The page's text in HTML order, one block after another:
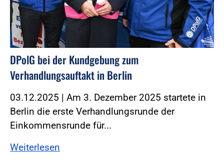
DPolG bei der Kundgebung zum
Verhandlungsauftakt in Berlin
03.12.2025 | Am 3. Dezember 2025 startete in
Berlin die erste Verhandlungsrunde der
Einkommensrunde für...
Weiterlesen